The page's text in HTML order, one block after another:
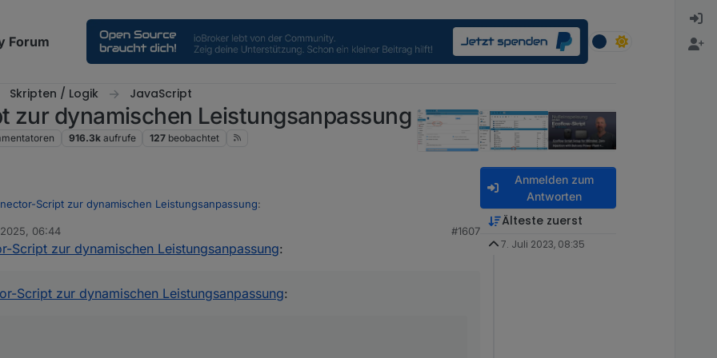
Forum
Skripten / Logik JavaScript
dynamischen Leistungsanpassung
916.3k aufrufe 127 beobachtet
Script zur dynamischen Leistungsanpassung:
es auf GitHub zu veröffentlichen. Dann könnte man da prima zusammen dran arbeiten
natürlich auch dein OK für :)
😃
06:44 #1607
Script zur dynamischen Leistungsanpassung:
Script zur dynamischen Leistungsanpassung:
Anmelden zum
Antworten
Älteste zuerst
7. Juli 2023, 08:35